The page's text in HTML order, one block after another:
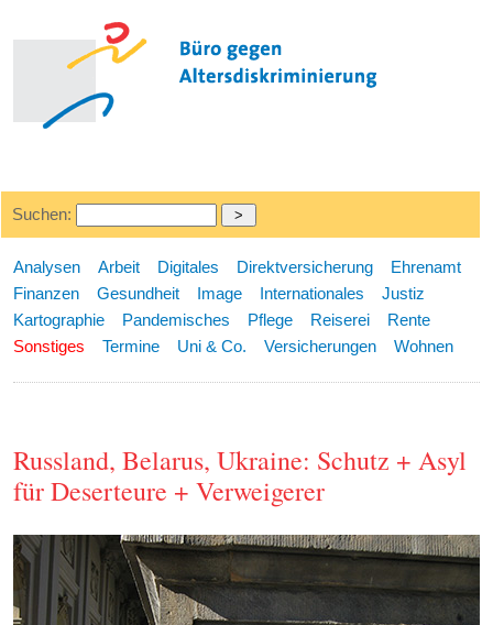
Suchen:
Analysen Arbeit Digitales Direktversicherung
Ehrenamt
Finanzen
Gesundheit Image Internationales
Justiz
Kartographie
Pandemisches Pflege Reiserei
Rente
Sonstiges
Termine Uni & Co. Versicherungen Wohnen
Russland, Belarus, Ukraine: Schutz + Asyl
für Deserteure + Verweigerer